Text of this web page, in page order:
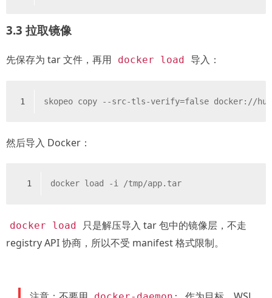
3.3 拉取镜像
先保存为 tar 文件，再用 docker load 导入：
1 skopeo copy --src-tls-verify=false docker://
然后导入 Docker：
1 docker load -i /tmp/app.tar
docker load
只是解压导入 tar 包中的镜像层，不走
registry API 协商，所以不受 manifest 格式限制。